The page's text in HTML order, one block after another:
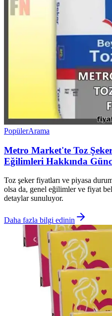
PopülerArama
Metro Market'te Toz
Eğilimleri Hakkında
Toz şeker fiyatları ve piyasa
olsa da, genel eğilimler ve fiyat
detaylar sunuluyor.
Daha fazla bilgi edinin